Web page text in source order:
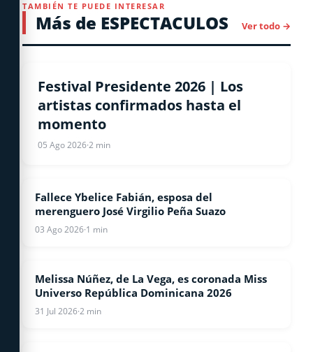
TAMBIÉN TE PUEDE INTERESAR
Más de ESPECTACULOS Ver todo →
ESPECTACULOS
Festival Presidente 2026 | Los
artistas confirmados hasta el
momento
05 Ago 2026·2 min
ESPECTACULOS
Fallece Ybelice Fabián, esposa del
merenguero José Virgilio Peña Suazo
03 Ago 2026·1 min
ESPECTACULOS
Melissa Núñez, de La Vega, es coronada Miss
Universo República Dominicana 2026
31 Jul 2026·2 min